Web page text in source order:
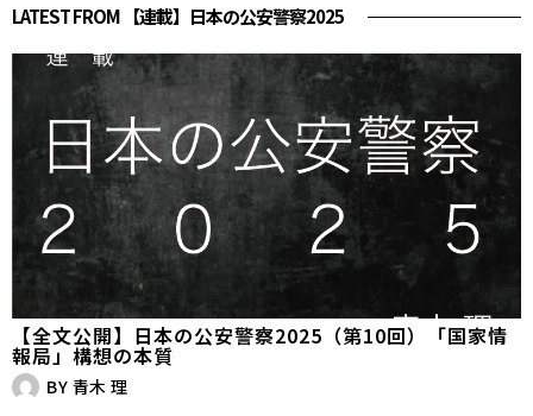
LATEST FROM 【連載】日本の公安警察2025
【全文公開】日本の公安警察2025（第10回）「国家情
報局」構想の本質
BY 青木 理